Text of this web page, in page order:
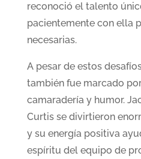
reconoció el talento
pacientemente con ella
necesarias.
A pesar de estos
también fue marcado
camaradería y humor.
Curtis se divirtieron
y su energía positiva
espíritu del equipo de